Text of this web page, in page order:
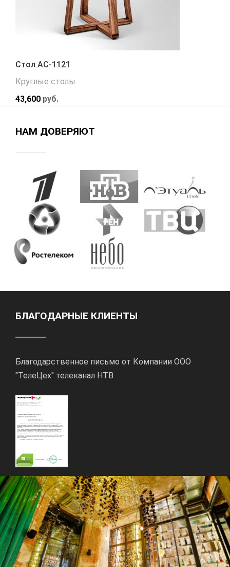
Стол АС-1121
Круглые столы
43,600 руб.
НАМ ДОВЕРЯЮТ
БЛАГОДАРНЫЕ КЛИЕНТЫ
Благодарственное письмо от Компании ООО
"ТелеЦех" телеканал НТВ